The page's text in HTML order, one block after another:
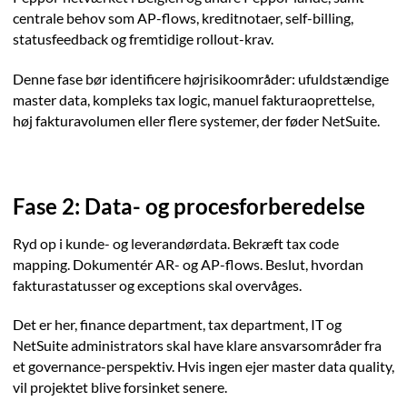
centrale behov som AP-flows, kreditnotaer, self-billing,
statusfeedback og fremtidige rollout-krav.
Denne fase bør identificere højrisikoområder: ufuldstændige
master data, kompleks tax logic, manuel fakturaoprettelse,
høj fakturavolumen eller flere systemer, der føder NetSuite.
Fase 2: Data- og procesforberedelse
Ryd op i kunde- og leverandørdata. Bekræft tax code
mapping. Dokumentér AR- og AP-flows. Beslut, hvordan
fakturastatusser og exceptions skal overvåges.
Det er her, finance department, tax department, IT og
NetSuite administrators skal have klare ansvarsområder fra
et governance-perspektiv. Hvis ingen ejer master data quality,
vil projektet blive forsinket senere.